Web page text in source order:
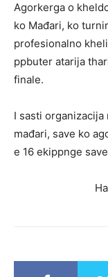
Agorkerga o
ko Mađari, ko
profesionalno
ppbuter atarija
finale.
I sasti organizacija
mađari, save ko
e 16 ekippnge